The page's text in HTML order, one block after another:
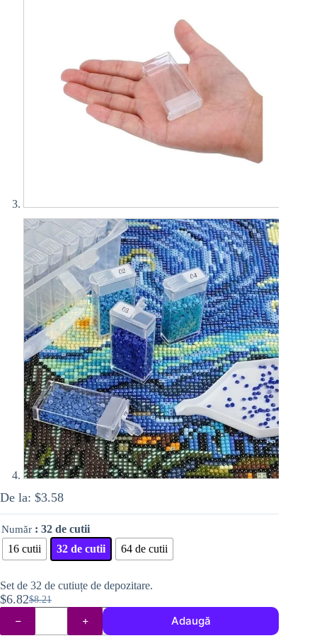
De la: $3.58
Număr : 32 de cutii
16 cutii
32 de cutii 64 de cutii
Set de 32 de cutiuțe de depozitare.
$8.21
Prețul
a
$6.82Prețul
este:
Cantitate
Cutii
„tic
Adaugă